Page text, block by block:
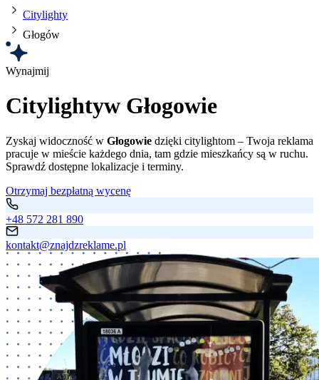
Citylighty
Głogów
Wynajmij
Citylightyw Głogowie
Zyskaj widoczność w Głogowie dzięki citylightom – Twoja reklama
pracuje w mieście każdego dnia, tam gdzie mieszkańcy są w ruchu.
Sprawdź dostępne lokalizacje i terminy.
Otrzymaj bezpłatną wycenę
+48 572 281 890
kontakt@znajdzreklame.pl